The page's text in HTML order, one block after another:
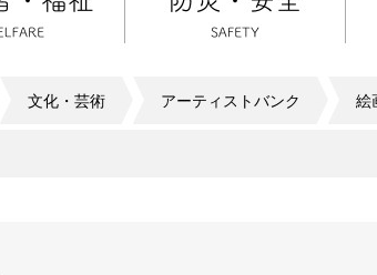
文化・芸術 アーティストバンク 絵